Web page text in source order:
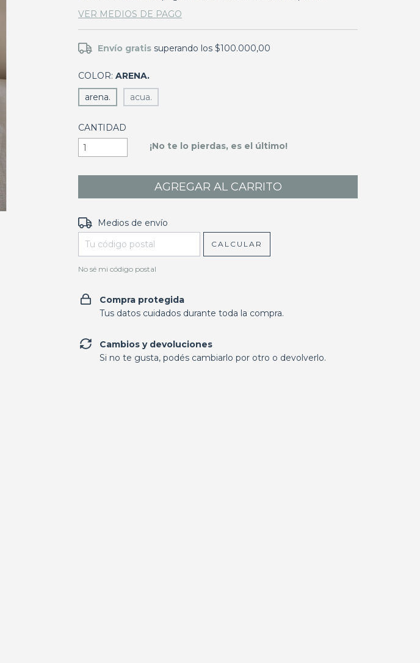
VER MEDIOS DE PAGO
Envío gratis superando los$100.000,00
COLOR: ARENA.
arena.
acua.
CANTIDAD
¡No te lo pierdas, es el último!
Entregas para el CP:
Medios de envío
CALCULAR
No sé mi código postal
Compra protegida
Tus datos cuidados durante toda la compra.
Cambios y devoluciones
Si no te gusta, podés cambiarlo por otro o devolverlo.